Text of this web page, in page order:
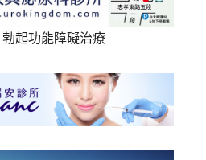
勃起功能障礙治療